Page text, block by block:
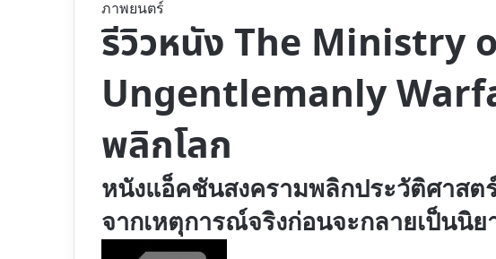
ภาพยนตร์
รีวิวหนัง The Ministry
Ungentlemanly
พลิกโลก
หนังแอ็คชันสงครามพลิกประวัติศาสต
จากเหตุการณ์จริงก่อนจะกลายเป็นนิ